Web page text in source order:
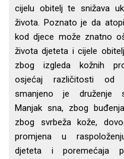
cijelu obitelj te snižava
života. Poznato je da
kod djece može znatno
života djeteta i cijele
zbog izgleda kožnih
osjećaj različitosti od
smanjeno je druženje
Manjak sna, zbog
zbog svrbeža kože,
promjena u
djeteta i poremećaja